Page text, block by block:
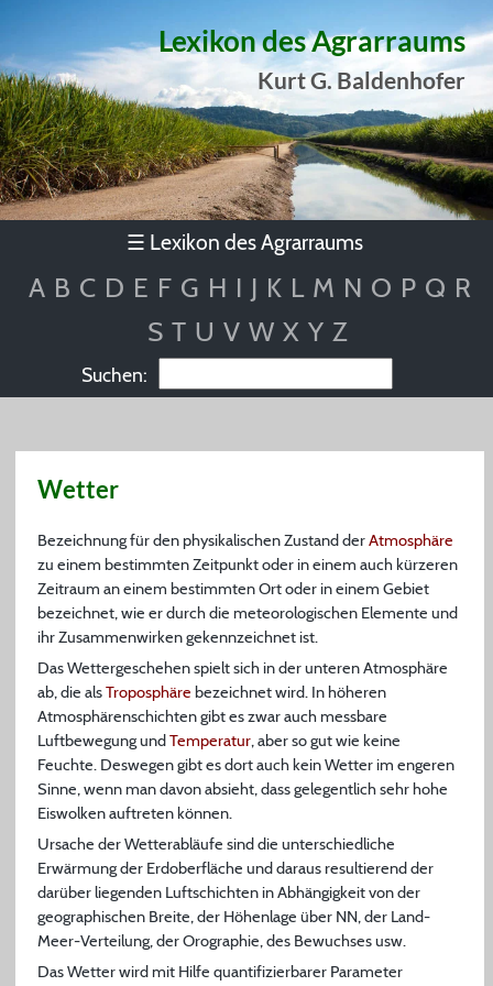
Lexikon des Agrarraums
Kurt G. Baldenhofer
☰ Lexikon des Agrarraums
A B C D E F G H I J K L M N O P Q R
S T U V W X Y Z
Suchen:
Wetter
Bezeichnung für den physikalischen Zustand derAtmosphäre
zu einem bestimmten Zeitpunkt oder in einem auch kürzeren
Zeitraum an einem bestimmten Ort oder in einem Gebiet
bezeichnet, wie er durch die meteorologischen Elemente und
ihr Zusammenwirken gekennzeichnet ist.
Das Wettergeschehen spielt sich in der unteren Atmosphäre
ab, die alsTroposphäre bezeichnet wird. In höheren
Atmosphärenschichten gibt es zwar auch messbare
Luftbewegung undTemperatur, aber so gut wie keine
Feuchte. Deswegen gibt es dort auch kein Wetter im engeren
Sinne, wenn man davon absieht, dass gelegentlich sehr hohe
Eiswolken auftreten können.
Ursache der Wetterabläufe sind die unterschiedliche
Erwärmung der Erdoberfläche und daraus resultierend der
darüber liegenden Luftschichten in Abhängigkeit von der
geographischen Breite, der Höhenlage über NN, der Land-
Meer-Verteilung, der Orographie, des Bewuchses usw.
Das Wetter wird mit Hilfe quantifizierbarer Parameter